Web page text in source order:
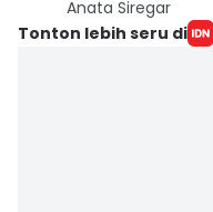
Anata Siregar
Tonton lebih seru di